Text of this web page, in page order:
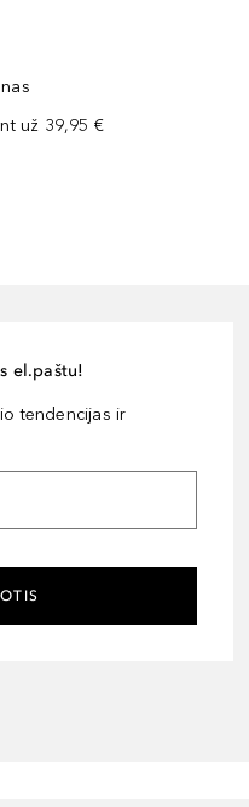
už 39,95 €
el.paštu!
tendencijas ir